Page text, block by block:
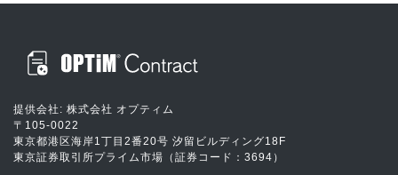
提供会社: 株式会社 オプティム
〒105-0022
東京都港区海岸1丁目2番20号 汐留ビルディング18F
東京証券取引所プライム市場（証券コード：3694）